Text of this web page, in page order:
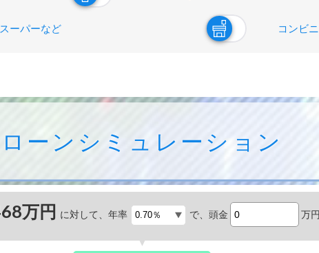
スーパーなど コンビニ
ローンシミュレーション